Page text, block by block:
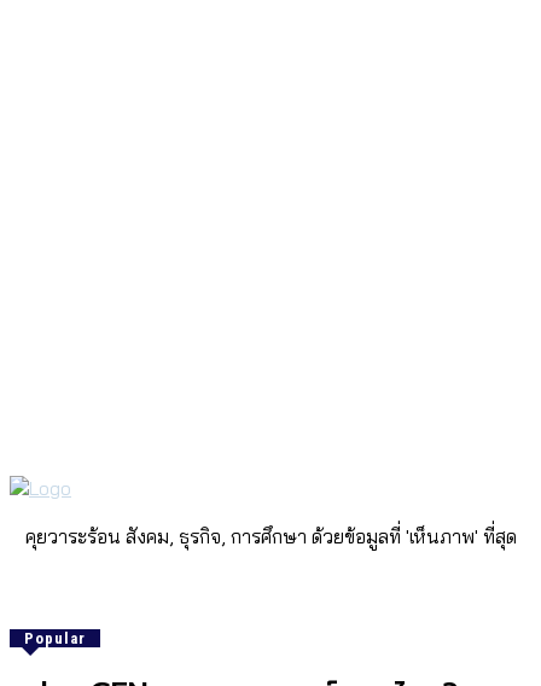
คุยวาระร้อน สังคม, ธุรกิจ, การศึกษา ด้วยข้อมูลที่ 'เห็นภาพ' ที่สุด
Popular